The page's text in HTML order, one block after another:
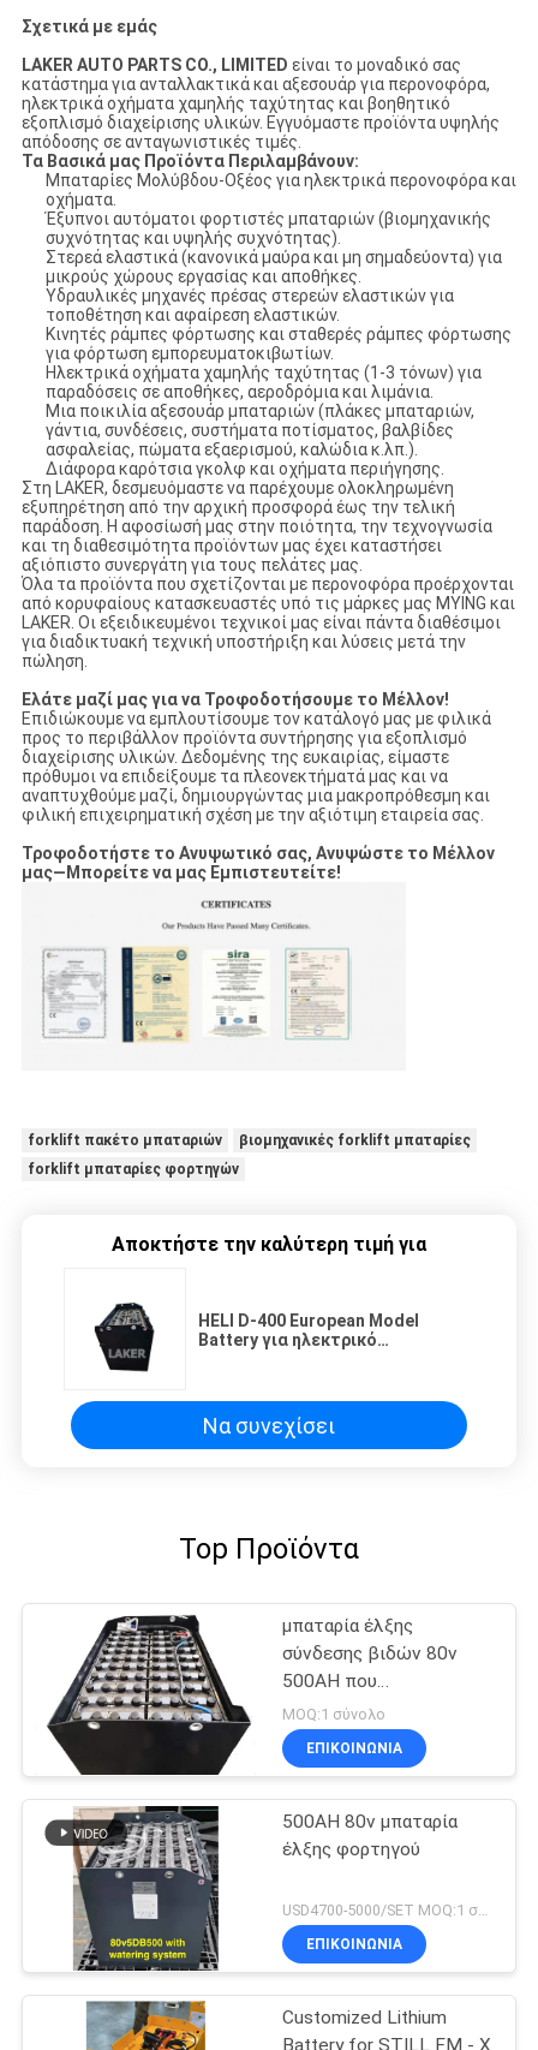
Σχετικά με εμάς
LAKER AUTO PARTS CO., LIMITED είναι το μοναδικό σας
κατάστημα για ανταλλακτικά και αξεσουάρ για περονοφόρα,
ηλεκτρικά οχήματα χαμηλής ταχύτητας και βοηθητικό
εξοπλισμό διαχείρισης υλικών. Εγγυόμαστε προϊόντα υψηλής
απόδοσης σε ανταγωνιστικές τιμές.
Τα Βασικά μας Προϊόντα Περιλαμβάνουν:
Μπαταρίες Μολύβδου-Οξέος για ηλεκτρικά περονοφόρα και
οχήματα.
Έξυπνοι αυτόματοι φορτιστές μπαταριών (βιομηχανικής
συχνότητας και υψηλής συχνότητας).
Στερεά ελαστικά (κανονικά μαύρα και μη σημαδεύοντα) για
μικρούς χώρους εργασίας και αποθήκες.
Υδραυλικές μηχανές πρέσας στερεών ελαστικών για
τοποθέτηση και αφαίρεση ελαστικών.
Κινητές ράμπες φόρτωσης και σταθερές ράμπες φόρτωσης
για φόρτωση εμπορευματοκιβωτίων.
Ηλεκτρικά οχήματα χαμηλής ταχύτητας (1-3 τόνων) για
παραδόσεις σε αποθήκες, αεροδρόμια και λιμάνια.
Μια ποικιλία αξεσουάρ μπαταριών (πλάκες μπαταριών,
γάντια, συνδέσεις, συστήματα ποτίσματος, βαλβίδες
ασφαλείας, πώματα εξαερισμού, καλώδια κ.λπ.).
Διάφορα καρότσια γκολφ και οχήματα περιήγησης.
Στη LAKER, δεσμευόμαστε να παρέχουμε ολοκληρωμένη
εξυπηρέτηση από την αρχική προσφορά έως την τελική
παράδοση. Η αφοσίωσή μας στην ποιότητα, την τεχνογνωσία
και τη διαθεσιμότητα προϊόντων μας έχει καταστήσει
αξιόπιστο συνεργάτη για τους πελάτες μας.
Όλα τα προϊόντα που σχετίζονται με περονοφόρα προέρχονται
από κορυφαίους κατασκευαστές υπό τις μάρκες μας MYING και
LAKER. Οι εξειδικευμένοι τεχνικοί μας είναι πάντα διαθέσιμοι
για διαδικτυακή τεχνική υποστήριξη και λύσεις μετά την
πώληση.
Ελάτε μαζί μας για να Τροφοδοτήσουμε το Μέλλον!
Επιδιώκουμε να εμπλουτίσουμε τον κατάλογό μας με φιλικά
προς το περιβάλλον προϊόντα συντήρησης για εξοπλισμό
διαχείρισης υλικών. Δεδομένης της ευκαιρίας, είμαστε
πρόθυμοι να επιδείξουμε τα πλεονεκτήματά μας και να
αναπτυχθούμε μαζί, δημιουργώντας μια μακροπρόθεσμη και
φιλική επιχειρηματική σχέση με την αξιότιμη εταιρεία σας.
Τροφοδοτήστε το Ανυψωτικό σας, Ανυψώστε το Μέλλον
μας—Μπορείτε να μας Εμπιστευτείτε!
forklift πακέτο μπαταριών
βιομηχανικές forklift μπαταρίες
forklift μπαταρίες φορτηγών
Αποκτήστε την καλύτερη τιμή για
HELI D-400 European Model
Battery για ηλεκτρικό
ρυμουλκούμενο φορτηγό
χονδρικού
Να συνεχίσει
Top Προϊόντα
μπαταρία έλξης
σύνδεσης βιδών 80v
500AH που
προσαρμόζεται για
Forklift MHE
MOQ:1 σύνολο
ΕΠΙΚΟΙΝΩΝΙΑ
500AH 80v μπαταρία
έλξης φορτηγού
ΕΠΙΚΟΙΝΩΝΙΑ
Customized Lithium
Battery for STILL FM - X